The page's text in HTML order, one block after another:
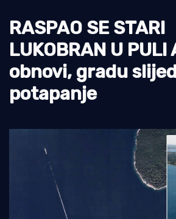
Ekologija
Tradicija i kultura
RASPAO SE STARI
LUKOBRAN U PULI
obnovi, gradu
potapanje